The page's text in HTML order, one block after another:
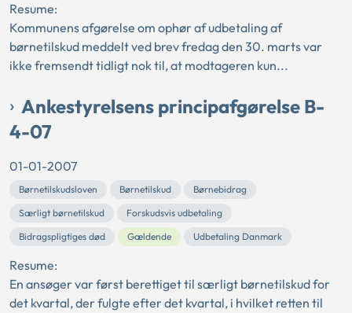
Resume:
Kommunens afgørelse om ophør af udbetaling af
børnetilskud meddelt ved brev fredag den 30. marts var
ikke fremsendt tidligt nok til, at modtageren kun...
Ankestyrelsens principafgørelse B-
4-07
01-01-2007
Børnetilskudsloven Børnetilskud
Børnebidrag
Særligt børnetilskud
Forskudsvis udbetaling
Bidragspligtiges død
Gældende Udbetaling Danmark
Resume:
En ansøger var først berettiget til særligt børnetilskud for
det kvartal, der fulgte efter det kvartal, i hvilket retten til